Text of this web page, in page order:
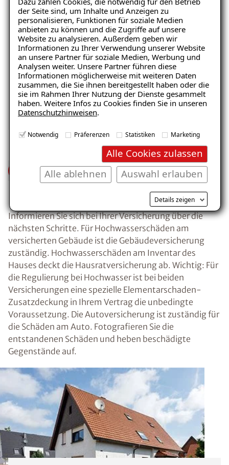
der Seite sind, um Inhalte und Anzeigen zu
personalisieren, Funktionen für soziale Medien
anbieten zu können und die Zugriffe auf unsere
Website zu analysieren. Außerdem geben wir
Informationen zu Ihrer Verwendung unserer Website
an unsere Partner für soziale Medien, Werbung und
Analysen weiter. Unsere Partner führen diese
Informationen möglicherweise mit weiteren Daten
zusammen, die Sie ihnen bereitgestellt haben oder die
sie im Rahmen Ihrer Nutzung der Dienste gesammelt
haben. Weitere Infos zu Cookies finden Sie in unseren
Datenschutzhinweisen.
Notwendig Präferenzen Statistiken Marketing
Alle Cookies zulassen
Auswahl erlauben
Alle ablehnen
Details zeigen
Balkon Garage/Boden
Wasserschaden-
Informieren Sie sich bei Ihrer Versicherung über die
nächsten Schritte. Für Hochwasserschäden am
versicherten Gebäude ist die Gebäudeversicherung
zuständig. Hochwasserschäden am Inventar des
Hauses deckt die Hausratversicherung ab. Wichtig: Für
die Regulierung bei Hochwasser ist bei beiden
Versicherungen eine spezielle Elementarschaden-
Zusatzdeckung in Ihrem Vertrag die unbedingte
Voraussetzung. Die Autoversicherung ist zuständig für
die Schäden am Auto. Fotografieren Sie die
entstandenen Schäden und heben beschädigte
Gegenstände auf.